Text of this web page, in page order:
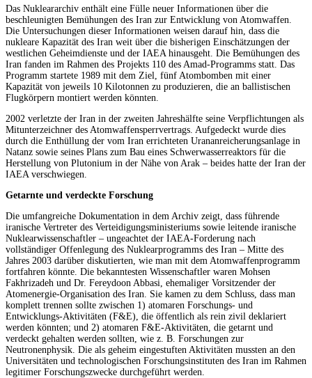
Das Nukleararchiv enthält eine Fülle neuer Informationen über die
beschleunigten Bemühungen des Iran zur Entwicklung von Atomwaffen.
Die Untersuchungen dieser Informationen weisen darauf hin, dass die
nukleare Kapazität des Iran weit über die bisherigen Einschätzungen der
westlichen Geheimdienste und der IAEA hinausgeht. Die Bemühungen des
Iran fanden im Rahmen des Projekts 110 des Amad-Programms statt. Das
Programm startete 1989 mit dem Ziel, fünf Atombomben mit einer
Kapazität von jeweils 10 Kilotonnen zu produzieren, die an ballistischen
Flugkörpern montiert werden könnten.
2002 verletzte der Iran in der zweiten Jahreshälfte seine Verpflichtungen als
Mitunterzeichner des Atomwaffensperrvertrags. Aufgedeckt wurde dies
durch die Enthüllung der vom Iran errichteten Urananreicherungsanlage in
Natanz sowie seines Plans zum Bau eines Schwerwasserreaktors für die
Herstellung von Plutonium in der Nähe von Arak – beides hatte der Iran der
IAEA verschwiegen.
Getarnte und verdeckte Forschung
Die umfangreiche Dokumentation in dem Archiv zeigt, dass führende
iranische Vertreter des Verteidigungsministeriums sowie leitende iranische
Nuklearwissenschaftler – ungeachtet der IAEA-Forderung nach
vollständiger Offenlegung des Nuklearprogramms des Iran – Mitte des
Jahres 2003 darüber diskutierten, wie man mit dem Atomwaffenprogramm
fortfahren könnte. Die bekanntesten Wissenschaftler waren Mohsen
Fakhrizadeh und Dr. Fereydoon Abbasi, ehemaliger Vorsitzender der
Atomenergie-Organisation des Iran. Sie kamen zu dem Schluss, dass man
komplett trennen sollte zwischen 1) atomaren Forschungs- und
Entwicklungs-Aktivitäten (F&E), die öffentlich als rein zivil deklariert
werden könnten; und 2) atomaren F&E-Aktivitäten, die getarnt und
verdeckt gehalten werden sollten, wie z. B. Forschungen zur
Neutronenphysik. Die als geheim eingestuften Aktivitäten mussten an den
Universitäten und technologischen Forschungsinstituten des Iran im Rahmen
legitimer Forschungszwecke durchgeführt werden.